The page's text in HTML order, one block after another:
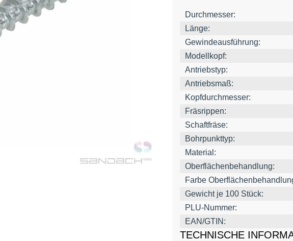
Durchmesser:
Länge:
Gewindeausführung:
Modellkopf:
Antriebstyp:
Antriebsmaß:
Kopfdurchmesser:
Fräsrippen:
Schaftfräse:
Bohrpunkttyp:
Material:
Oberflächenbehandlung:
Farbe
Gewicht je 100 Stück:
PLU-Nummer:
EAN/GTIN:
TECHNISCHE